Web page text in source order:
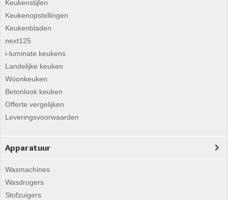
Keukenstijlen
Keukenopstellingen
Keukenbladen
next125
i-luminate keukens
Landelijke keuken
Woonkeuken
Betonlook keuken
Offerte vergelijken
Leveringsvoorwaarden
Apparatuur
Wasmachines
Wasdrogers
Stofzuigers